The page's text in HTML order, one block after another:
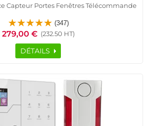
Capteur Portes Fenêtres Télécommande
GSM Logement Connecté
(347)
279,00 € (232.50 HT)
DÉTAILS